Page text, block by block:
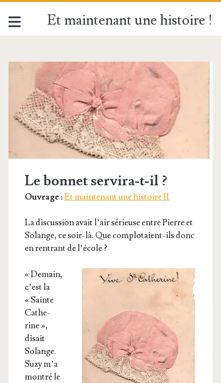
Et maintenant une histoire !
Catégorie :
<span>Quelques
fêtes
de
saints</span>
Le bonnet servira-t-il ?
Ouvrage :Et maintenant une histoire II
La dis­cus­sion avait l’air sérieuse entre Pierre et
Solange, ce soir-là. Que com­plo­taient-ils donc
en ren­trant de l’école ?
« Demain,
c’est la
« Sainte
Cathe­
rine »,
disait
Solange.
Suzy m’a
mon­tré le